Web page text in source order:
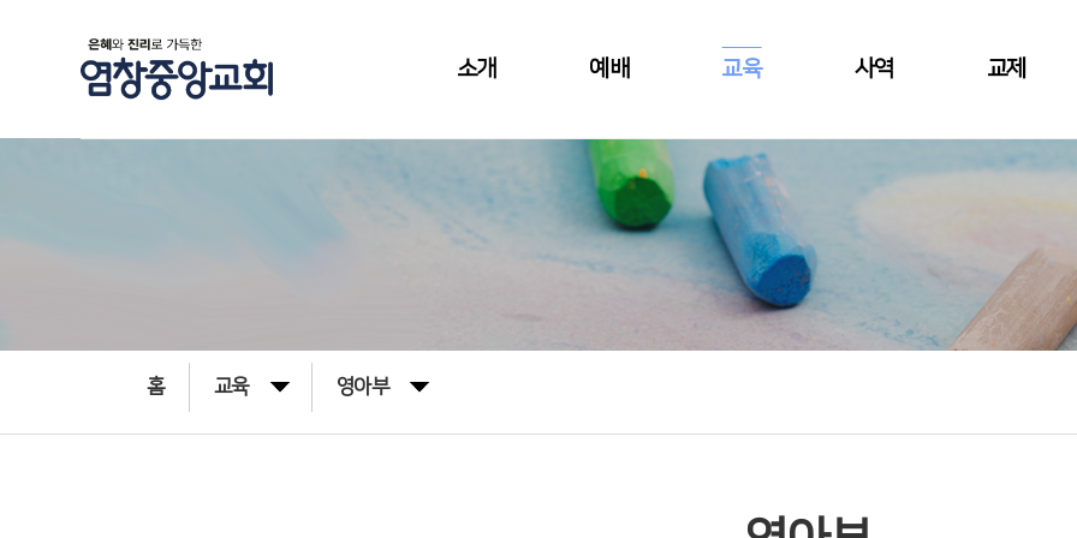
소개 예배 교육 사역 교제
홈 교육 영아부